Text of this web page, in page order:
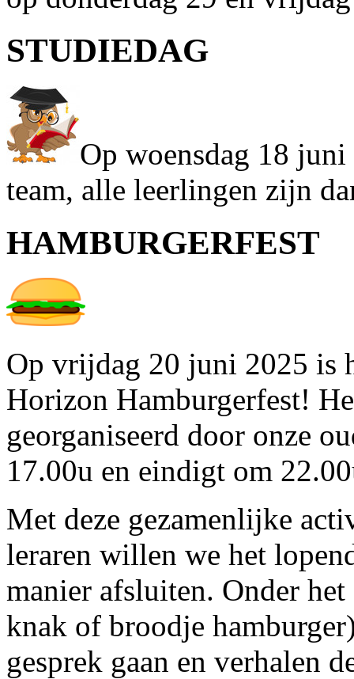
STUDIEDAG
Op woensdag 18
team, alle leerlingen zijn
HAMBURGERFEST
Op vrijdag 20 juni 2025 is
Horizon Hamburgerfest!
georganiseerd door onze
17.00u en eindigt om
Met deze gezamenlijke
leraren willen we het
manier afsluiten. Onder
knak of broodje
gesprek gaan en verhalen